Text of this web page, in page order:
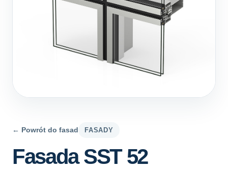
← Powrót do fasad FASADY
Fasada SST 52